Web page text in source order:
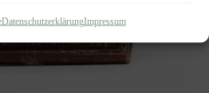
DatenschutzerklärungImpressum